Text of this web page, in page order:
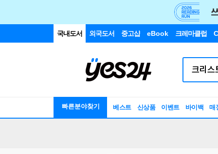
국내도서 외국도서 중고샵 eBook 크레마클럽
빠른분야찾기 베스트 신상품 이벤트 바이백 매